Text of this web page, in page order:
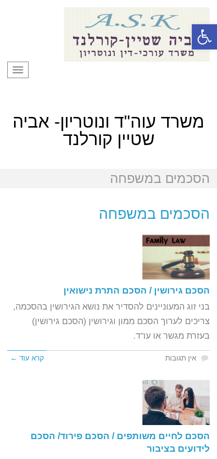
פתח סרגל נגישות
משרד עוה"ד ונוטריון- אביה
שטיין קורלנד
הסכמים במשפחה
הסכמים במשפחה
הסכם גירושין / הסכם התרת נישואין
בני זוג המעוניינים להסדיר את נושא הגירושין בהסכמה,
צריכים לערוך הסכם ממון וגירושין (הסכם גירושין)
בעזרת מגשר או עו"ד.
אין תגובות קרא עוד ←
הסכם לחיים משותפים / הסכם פירוד/ הסכם
לידועים בציבור